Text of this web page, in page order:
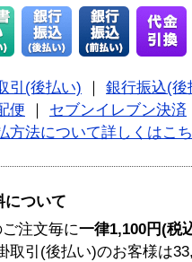
引(後払い)
銀行振込(後
便
セブンイレブン決済
方法について詳しくはこ
について
注文毎に一律1,100円(税
取引(後払い)のお客様は